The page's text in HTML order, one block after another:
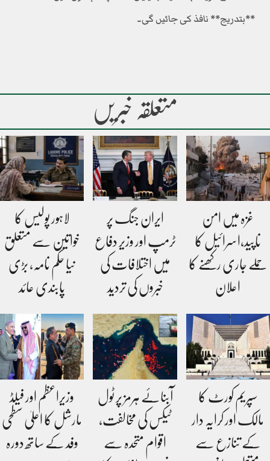
**بتدریج** نافذ کی جائیں گی۔
متعلقہ خبریں
غزہ میں امن
ناپید،اسرائیل کا
حملے جاری رکھنے کا
اعلان
ایران جنگ پر
ٹرمپ اور وزیر دفاع
میں اختلافات کی
خبروں کی تردید
لاہور پولیس کا
خواتین سے متعلق
نیا حکم نامہ، بڑی
پابندی عائد
سپریم کورٹ کا
مالک اور کرایہ دار
کے تنازع سے
آبنائے ہرمز پر ٹول
ٹیکس کی مخالفت،
اقوام متحدہ سے
وزیراعظم اور فیلڈ
مارشل کا اعلیٰ سطحی
وفد کے ساتھ دورہ